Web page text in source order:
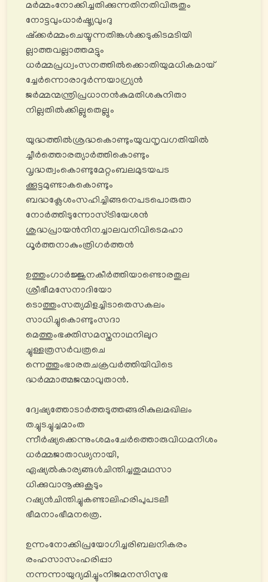
മർമ്മംനോക്കിച്ചതിക്കുന്നതിനതിവിരുതും
നോട്ടവുംധാർഷ്ട്യവുംദു
ഷ്ക്കർമ്മംചെയ്യുന്നതിങ്കൾക്കടുകിടമടിയി
ല്ലാത്തവല്ലാത്തമട്ടും
ധർമ്മപ്രധ്വംസനത്തിൽക്കൊതിയുമധികമായ്
ച്ചേർന്നൊരാദുർന്നയാഗ്ര്യൻ
ജർമ്മന്മന്ത്രിപ്രധാനൻകുമതിശകുനിതാ
നില്ലതിൽക്കില്ലുതെല്ലും
യുദ്ധത്തിൽശ്രദ്ധകൊണ്ടുംയുവനൃവഗതിയിൽ
ച്ചീർത്തൊരത്യാർത്തികൊണ്ടും
വൃദ്ധത്വംകൊണ്ടുമേറ്റംബലമുടയപട
ക്കൂട്ടമുണ്ടാകകൊണ്ടും
ബദ്ധക്ലേശംസഹിച്ചിങ്ങനെപടപൊരുതാ
നോർത്തിടുന്നോസ്ട്രിയേശൻ
ശുദ്ധപ്രായൻനിനച്ചാലവനിവിടെമഹാ
ധൂർത്തനാകുംത്രിഗർത്തൻ
ഉത്തുംഗാർജ്ജുനകീർത്തിയാണ്ടൊരതുല
ശ്രീഭീമസേനാദിയോ
ടൊത്തുംസത്യമിളച്ചിടാതെസകലം
സാധിച്ചുകൊണ്ടുംസദാ
മെത്തുംഭക്തിസമസ്തനാഥനിലുറ
ച്ചുള്ളത്രസർവത്രചെ
ന്നെത്തുംഭാരതചക്രവർത്തിയിവിടെ
ദ്ധർമ്മാത്മജന്മാവുതാൻ.
ദ്വേഷ്യത്തോടാർത്തടുത്തങ്ങരികുലമഖിലം
തച്ചുടച്ചുച്ചമാംത
ന്നീർഷ്യക്കെന്നുംശമംചേർത്തൊരുവിധമനിശം
ധർമ്മജാതാഢ്യനായി,
ഏഷ്യൽകാര്യങ്ങൾചിന്തിച്ചതുമഥസാ
ധിക്കുവാനൂക്കുകൂടും
റഷ്യൻചിന്തിച്ചുകണ്ടാലിഹരിപുപടലീ
ഭീമനാംഭീമനത്രെ.
ഉന്നംനോക്കിപ്രയോഗിച്ചരിബലനികരം
രംഹസാസംഹരിപ്പാ
നന്നന്നായുദ്യമിച്ചുംനിജമനസിസുഭ